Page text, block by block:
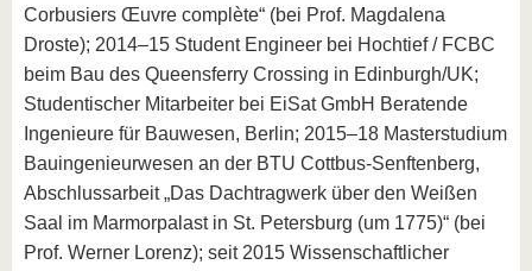
internationale
Studierende
Kontakt
Lernen
Sie uns
kennen
Corbusiers Œuvre complète“ (bei Prof. Magdalena
Droste); 2014–15 Student Engineer bei Hochtief / FCBC
beim Bau des Queensferry Crossing in Edinburgh/UK;
Studentischer Mitarbeiter bei EiSat GmbH Beratende
Ingenieure für Bauwesen, Berlin; 2015–18 Masterstudium
Bauingenieurwesen an der BTU Cottbus-Senftenberg,
Abschlussarbeit „Das Dachtragwerk über den Weißen
Saal im Marmorpalast in St. Petersburg (um 1775)“ (bei
Prof. Werner Lorenz); seit 2015 Wissenschaftlicher